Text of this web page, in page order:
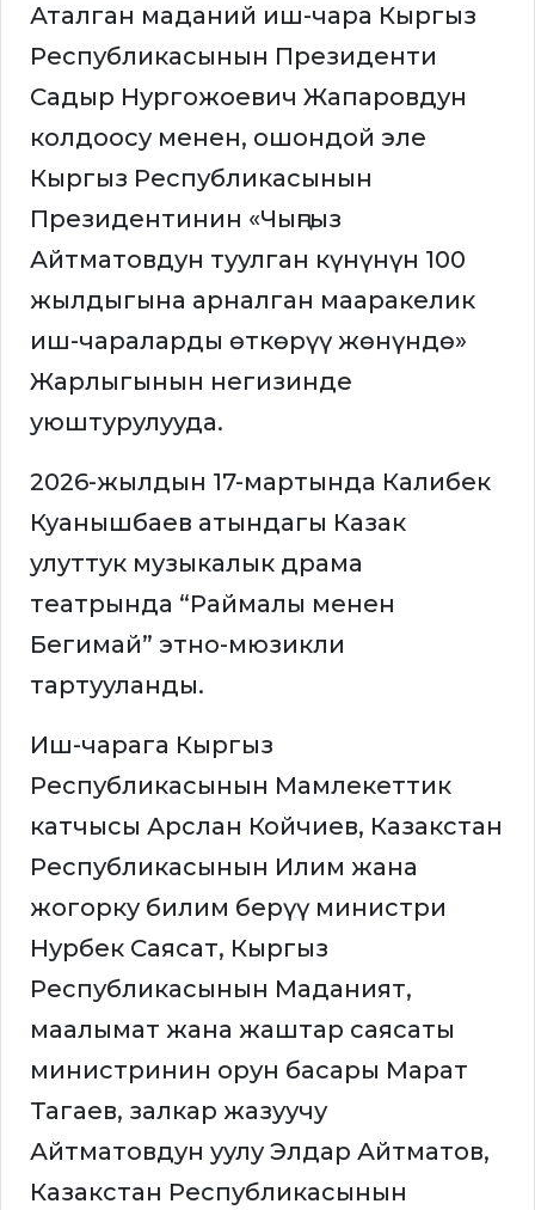
Аталган маданий иш-чара Кыргыз
Республикасынын Президенти
Садыр Нургожоевич Жапаровдун
колдоосу менен, ошондой эле
Кыргыз Республикасынын
Президентинин «Чыңгыз
Айтматовдун туулган күнүнүн 100
жылдыгына арналган мааракелик
иш-чараларды өткөрүү жөнүндө»
Жарлыгынын негизинде
уюштурулууда.
2026-жылдын 17-мартында Калибек
Куанышбаев атындагы Казак
улуттук музыкалык драма
театрында “Раймалы менен
Бегимай” этно-мюзикли
тартууланды.
Иш-чарага Кыргыз
Республикасынын Мамлекеттик
катчысы Арслан Койчиев, Казакстан
Республикасынын Илим жана
жогорку билим берүү министри
Нурбек Саясат, Кыргыз
Республикасынын Маданият,
маалымат жана жаштар саясаты
министринин орун басары Марат
Тагаев, залкар жазуучу
Айтматовдун уулу Элдар Айтматов,
Казакстан Республикасынын